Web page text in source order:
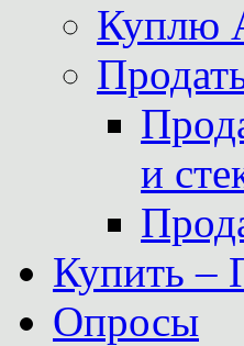
Куплю
и
Купить –
Опросы